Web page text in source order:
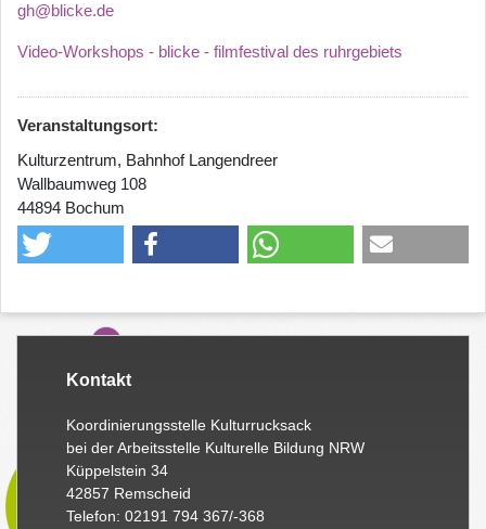
gh@blicke.de
Video-Workshops - blicke - filmfestival des ruhrgebiets
Veranstaltungsort:
Kulturzentrum, Bahnhof Langendreer
Wallbaumweg 108
44894 Bochum
Kontakt
Koordinierungsstelle Kulturrucksack
bei der Arbeitsstelle Kulturelle Bildung NRW
Küppelstein 34
42857 Remscheid
Telefon: 02191 794 367/-368